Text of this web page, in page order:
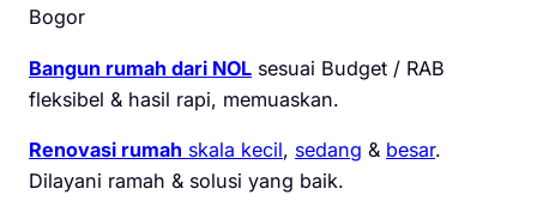
Bogor
Bangun rumah dari NOL sesuai Budget / RAB
fleksibel & hasil rapi, memuaskan.
Renovasi rumah skala kecil, sedang & besar.
Dilayani ramah & solusi yang baik.